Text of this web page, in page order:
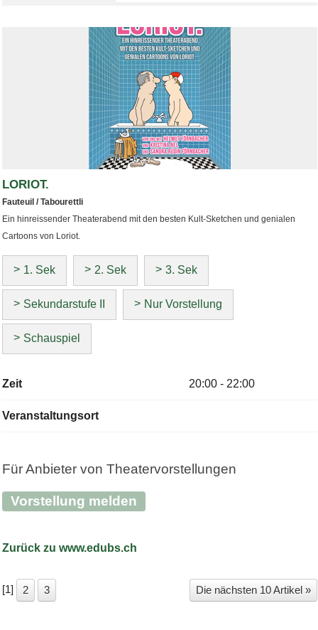
LORIOT.
Fauteuil / Tabourettli
Ein hinreissender Theaterabend mit den besten Kult-Sketchen und genialen
Cartoons von Loriot.
1. Sek 2. Sek 3. Sek
Sekundarstufe II Nur Vorstellung
Schauspiel
Zeit 20:00 - 22:00
Veranstaltungsort
Für Anbieter von Theatervorstellungen
Vorstellung melden
Zurück zu www.edubs.ch
Die nächsten 10 Artikel »
[1] 2 3